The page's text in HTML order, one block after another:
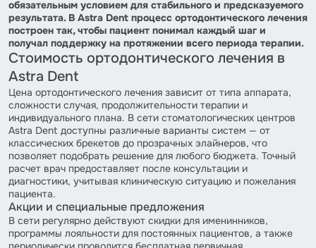
обязательным условием для стабильного и предсказуемого
результата. В Astra Dent процесс ортодонтического лечения
построен так, чтобы пациент понимал каждый шаг и
получал поддержку на протяжении всего периода терапии.
Стоимость ортодонтического лечения в
Astra Dent
Цена ортодонтического лечения зависит от типа аппарата,
сложности случая, продолжительности терапии и
индивидуального плана. В сети стоматологических центров
Astra Dent доступны различные варианты систем — от
классических брекетов до прозрачных элайнеров, что
позволяет подобрать решение для любого бюджета. Точный
расчет врач предоставляет после консультации и
диагностики, учитывая клиническую ситуацию и пожелания
пациента.
Акции и специальные предложения
В сети регулярно действуют скидки для именинников,
программы лояльности для постоянных пациентов, а также